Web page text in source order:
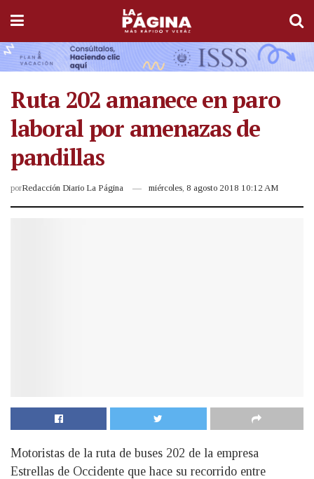
Ruta 202 amanece en paro
laboral por amenazas de
pandillas
porRedacción Diario La Página miércoles, 8 agosto 2018 10:12 AM
Motoristas de la ruta de buses 202 de la empresa
Estrellas de Occidente que hace su recorrido entre